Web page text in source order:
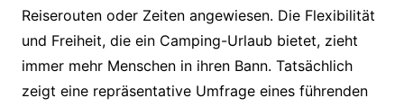
Reiserouten oder Zeiten angewiesen. Die Flexibilität
und Freiheit, die ein Camping-Urlaub bietet, zieht
immer mehr Menschen in ihren Bann. Tatsächlich
zeigt eine repräsentative Umfrage eines führenden